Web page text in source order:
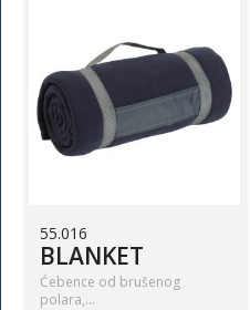
55.016
BLANKET
Ćebence od brušenog
polara,…